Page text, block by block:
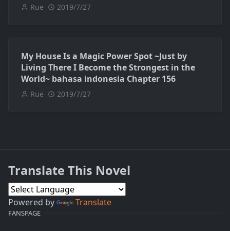
Rue 2019/7/27
My House Is a Magic Power Spot ~Just by
Living There I Become the Strongest in the
World~ bahasa indonesia Chapter 156
Rue 2019/7/27
Translate This Novel
Powered by Translate
FANSPAGE